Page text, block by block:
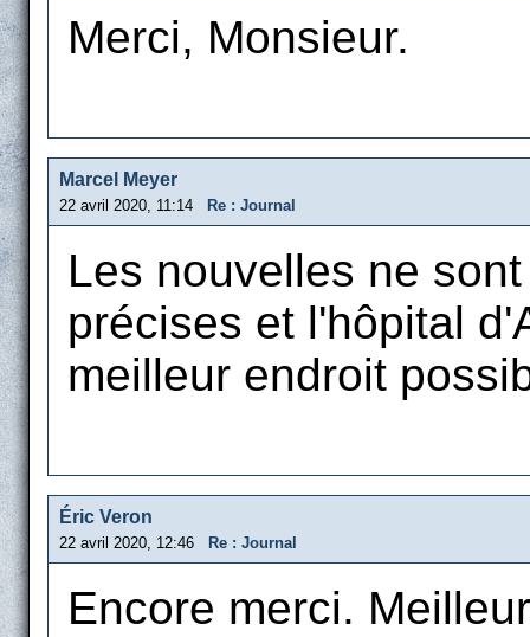
Merci, Monsieur.
Marcel Meyer
22 avril 2020, 11:14 Re : Journal
Les nouvelles ne
précises et l'hôpital
meilleur endroit
Éric Veron
22 avril 2020, 12:46 Re : Journal
Encore merci.